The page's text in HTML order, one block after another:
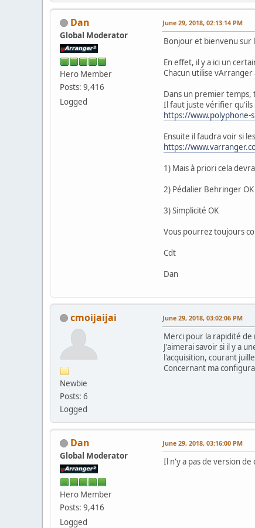
Dan
Global Moderator
Hero Member
Posts: 9,416
Logged
June 29, 2018, 02:13:14 PM
Bonjour et bienvenu sur
En effet, il y a ici un
Chacun utilise
Dans un premier temps,
Il faut juste vérifier qu'ils
https://
Ensuite il faudra voir si
https://
1) Mais à priori cela
2) Pédalier Behringer OK
3) Simplicité OK
Vous pourrez toujours
Cdt
Dan
cmoijaijai
Newbie
Posts: 6
Logged
June 29, 2018, 03:02:06 PM
Merci pour la rapidité de
J'aimerai savoir si il y a
l'acquisition, courant
Concernant ma
Dan
Global Moderator
Hero Member
Posts: 9,416
Logged
June 29, 2018, 03:16:00 PM
Il n'y a pas de version